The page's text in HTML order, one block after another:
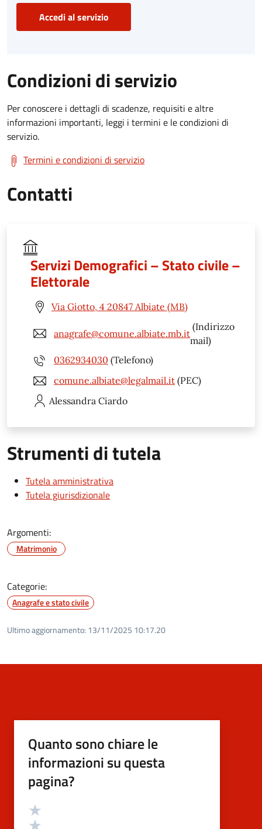
Accedi al servizio
Condizioni di servizio
Per conoscere i dettagli di scadenze, requisiti e altre
informazioni importanti, leggi i termini e le condizioni di
servizio.
Termini e condizioni di servizio
Contatti
Servizi Demografici – Stato civile –
Elettorale
Via Giotto, 4 20847 Albiate (MB)
anagrafe@comune.albiate.mb.it
(Indirizzo
mail)
0362934030 (Telefono)
comune.albiate@legalmail.it (PEC)
Alessandra Ciardo
Strumenti di tutela
Tutela amministrativa
Tutela giurisdizionale
Argomenti:
Matrimonio
Categorie:
Anagrafe e stato civile
Ultimo aggiornamento: 13/11/2025 10:17.20
Quanto sono chiare le
informazioni su questa
pagina?
Valutazione